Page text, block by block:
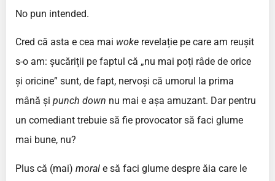
No pun intended.
Cred că asta e cea mai woke revelație pe care am reușit
s-o am: șucăriții pe faptul că „nu mai poți râde de orice
și oricine” sunt, de fapt, nervoși că umorul la prima
mână și punch down nu mai e așa amuzant. Dar pentru
un comediant trebuie să fie provocator să faci glume
mai bune, nu?
Plus că (mai) moral e să faci glume despre ăia care le